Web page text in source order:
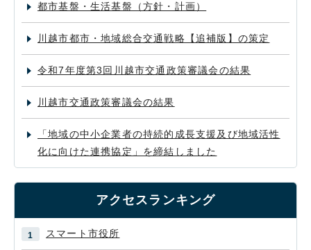
都市基盤・生活基盤（方針・計画）
川越市都市・地域総合交通戦略【追補版】の策定
令和7年度第3回川越市交通政策審議会の結果
川越市交通政策審議会の結果
「地域の中小企業者の持続的成長支援及び地域活性
化に向けた連携協定」を締結しました
アクセスランキング
スマート市役所